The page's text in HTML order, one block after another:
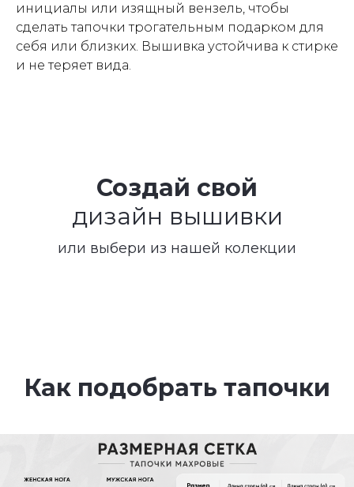
инициалы или изящный вензель, чтобы
сделать тапочки трогательным подарком для
себя или близких. Вышивка устойчива к стирке
и не теряет вида.
Создай свой
дизайн вышивки
или выбери из нашей колекции
Как подобрать тапочки